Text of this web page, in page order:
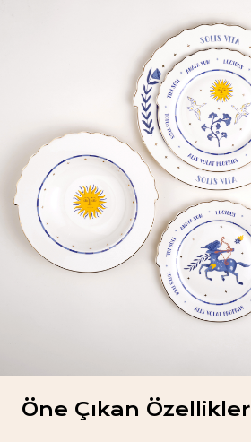
Öne Çıkan Özellikler